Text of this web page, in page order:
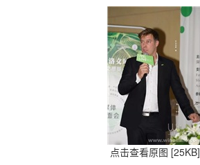
点击查看原图 [25KB]